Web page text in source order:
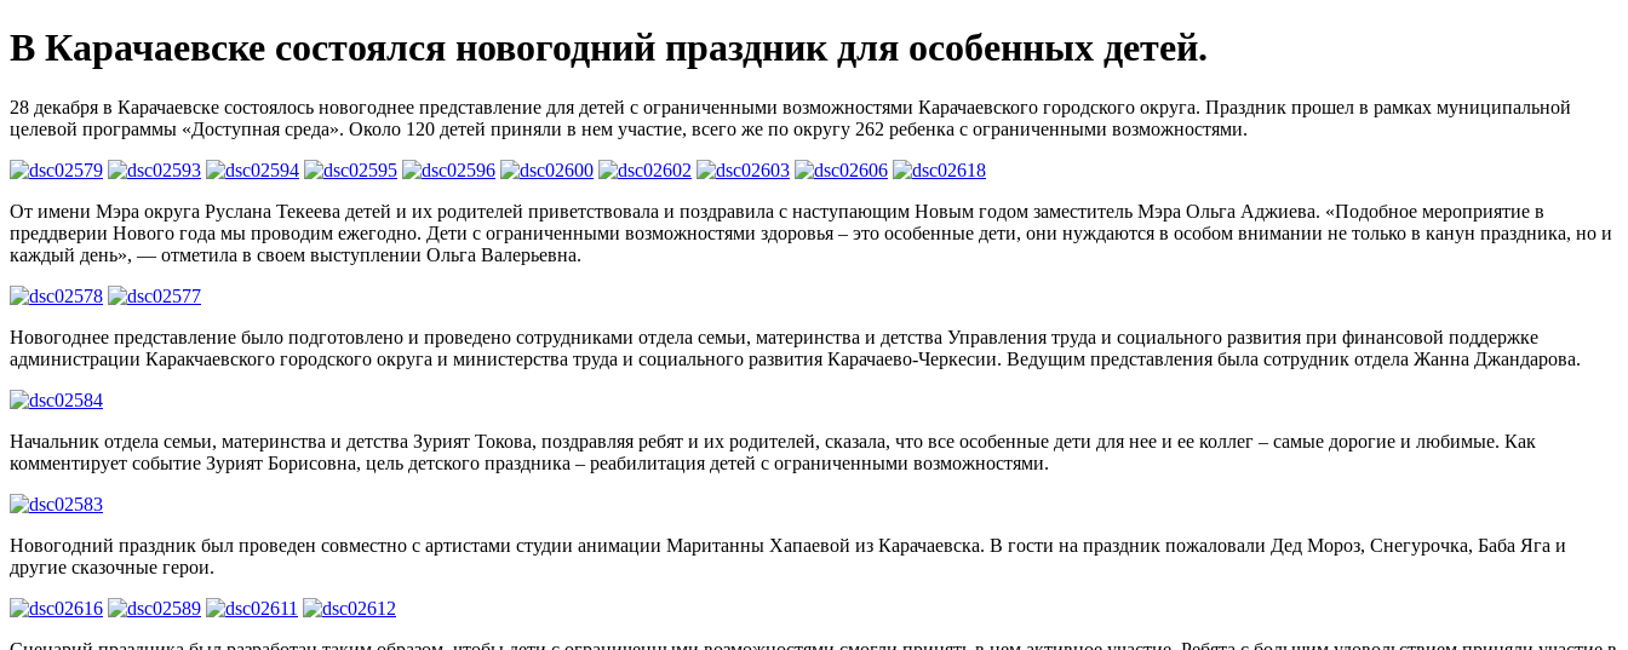
В Карачаевске состоялся новогодний праздник для особенных детей.
28 декабря в Карачаевске состоялось новогоднее представление для детей с ограниченными возможностями Карачаевского городского округа. Праздник прошел в рамках муниципальной
целевой программы «Доступная среда». Около 120 детей приняли в нем участие, всего же по округу 262 ребенка с ограниченными возможностями.
От имени Мэра округа Руслана Текеева детей и их родителей приветствовала и поздравила с наступающим Новым годом заместитель Мэра Ольга Аджиева. «Подобное мероприятие в
преддверии Нового года мы проводим ежегодно. Дети с ограниченными возможностями здоровья – это особенные дети, они нуждаются в особом внимании не только в канун праздника, но и
каждый день», — отметила в своем выступлении Ольга Валерьевна.
Новогоднее представление было подготовлено и проведено сотрудниками отдела семьи, материнства и детства Управления труда и социального развития при финансовой поддержке
администрации Каракчаевского городского округа и министерства труда и социального развития Карачаево-Черкесии. Ведущим представления была сотрудник отдела Жанна Джандарова.
Начальник отдела семьи, материнства и детства Зурият Токова, поздравляя ребят и их родителей, сказала, что все особенные дети для нее и ее коллег – самые дорогие и любимые. Как
комментирует событие Зурият Борисовна, цель детского праздника – реабилитация детей с ограниченными возможностями.
Новогодний праздник был проведен совместно с артистами студии анимации Маританны Хапаевой из Карачаевска. В гости на праздник пожаловали Дед Мороз, Снегурочка, Баба Яга и
другие сказочные герои.